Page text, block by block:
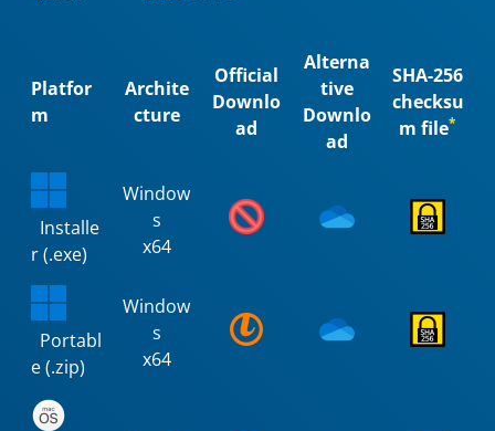
Platfor
m
Archite
cture
Official
Downlo
ad
Alterna
tive
Downlo
ad
SHA-256
checksu
m file*
Installe
r (.exe)
Window
s
x64
Portabl
e (.zip)
Window
s
x64